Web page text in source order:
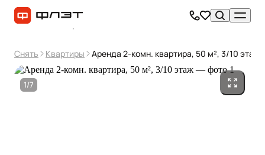
Снять Квартиры Аренда 2-комн. квартира, 50 м², 3/10 этаж
1/7